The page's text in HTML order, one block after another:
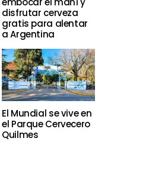
disfrutar cerveza
gratis para alentar
a Argentina
El Mundial se vive en
el Parque Cervecero
Quilmes